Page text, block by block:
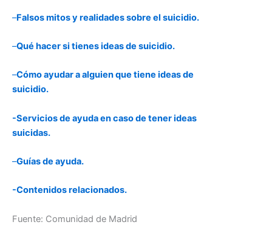
–Falsos mitos y realidades sobre el suicidio.
–Qué hacer si tienes ideas de suicidio.
–Cómo ayudar a alguien que tiene ideas de
suicidio.
-Servicios de ayuda en caso de tener ideas
suicidas.
–Guías de ayuda.
-Contenidos relacionados.
Fuente: Comunidad de Madrid